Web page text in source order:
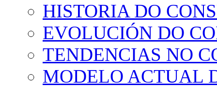
HISTORIA DO
EVOLUCIÓN DO
TENDENCIAS NO
MODELO ACTUAL